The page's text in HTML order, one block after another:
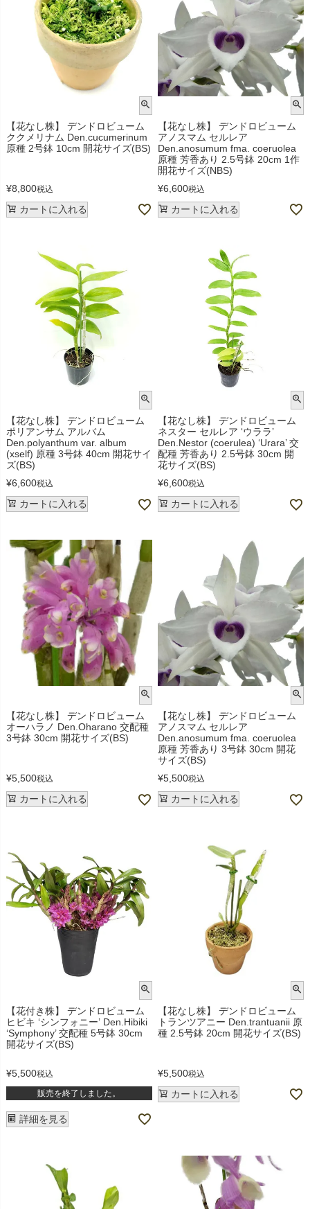
【花なし株】 デンドロビューム
ククメリナム Den.cucumerinum
原種 2号鉢 10cm 開花サイズ(BS)
¥8,800税込
カートに入れる
【花なし株】 デンドロビューム
アノスマム セルレア
Den.anosumum fma. coeruolea
原種 芳香あり 2.5号鉢 20cm 1作
開花サイズ(NBS)
¥6,600税込
カートに入れる
【花なし株】 デンドロビューム
ポリアンサム アルバム
Den.polyanthum var. album
(xself) 原種 3号鉢 40cm 開花サイ
ズ(BS)
¥6,600税込
カートに入れる
【花なし株】 デンドロビューム
ネスター セルレア ‘ウララ’
Den.Nestor (coerulea) ‘Urara’ 交
配種 芳香あり 2.5号鉢 30cm 開
花サイズ(BS)
¥6,600税込
カートに入れる
【花なし株】 デンドロビューム
オーハラノ Den.Oharano 交配種
3号鉢 30cm 開花サイズ(BS)
¥5,500税込
カートに入れる
【花なし株】 デンドロビューム
アノスマム セルレア
Den.anosumum fma. coeruolea
原種 芳香あり 3号鉢 30cm 開花
サイズ(BS)
¥5,500税込
カートに入れる
【花付き株】 デンドロビューム
ヒビキ ‘シンフォニー’ Den.Hibiki
‘Symphony’ 交配種 5号鉢 30cm
開花サイズ(BS)
¥5,500税込
販売を終了しました。
詳細を見る
【花なし株】 デンドロビューム
トランツアニー Den.trantuanii 原
種 2.5号鉢 20cm 開花サイズ(BS)
¥5,500税込
カートに入れる